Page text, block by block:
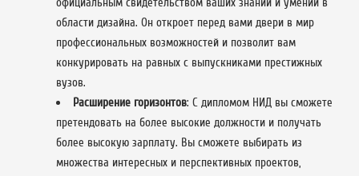
области дизайна. Он откроет перед вами двери в мир
профессиональных возможностей и позволит вам
конкурировать на равных с выпускниками престижных
вузов.
Расширение горизонтов: С дипломом НИД вы сможете
претендовать на более высокие должности и получать
более высокую зарплату. Вы сможете выбирать из
множества интересных и перспективных проектов,